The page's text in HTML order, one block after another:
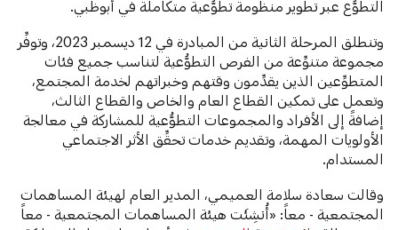
التطوُّع عبر تطوير منظومة تطوُّعية متكاملة في أبوظبي.
وتنطلق المرحلة الثانية من المبادرة في 12 ديسمبر 2023، وتوفِّر
مجموعة متنوِّعة من الفرص التطوُّعية لتناسب جميع فئات
المتطوِّعين الذين يقدِّمون وقتهم وخبراتهم لخدمة المجتمع،
وتعمل على تمكين القطاع العام والخاص والقطاع الثالث،
إضافةً إلى الأفراد والمجموعات التطوُّعية للمشاركة في معالجة
الأولويات المهمة، وتقديم خدمات تحقِّق الأثر الاجتماعي
المستدام.
وقالت سعادة سلامة العميمي، المدير العام لهيئة المساهمات
المجتمعية - معاً: «أُنشِئَت هيئة المساهمات المجتمعية - معاً